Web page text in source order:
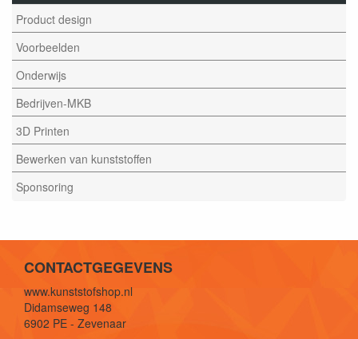
Product design
Voorbeelden
Onderwijs
Bedrijven-MKB
3D Printen
Bewerken van kunststoffen
Sponsoring
CONTACTGEGEVENS
www.kunststofshop.nl
Didamseweg 148
6902 PE - Zevenaar